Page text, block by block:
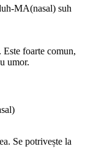
MA(nasal) suh
Este foarte comun,
umor.
Se potrivește la